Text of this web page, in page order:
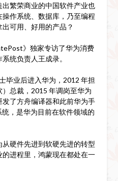
繁荣商业的中国软件产业也
作系统、数据库，乃至编程
可用、好用的产品？
》独家专访了华为消费
统负责人王成录。
毕业后进入华为，2012 年担
总裁，2015 年调岗至华为
了方舟编译器和此前华为手
，是华为目前在软件领域的
硬件先进到软硬先进的转型
进程里，鸿蒙现在都处在一